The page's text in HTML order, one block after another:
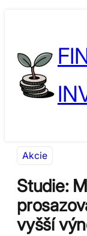
Akcie
Studie:
vyšší